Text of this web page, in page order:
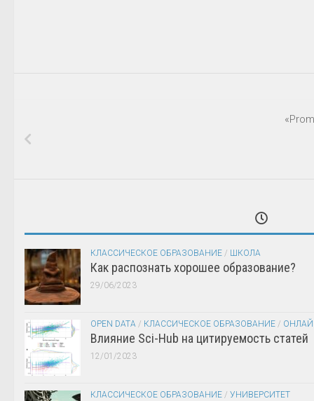
КЛАССИЧЕСКОЕ ОБРАЗОВАНИЕ / ШКОЛА
Как распознать хорошее образование?
29/06/2023
OPEN DATA / КЛАССИЧЕСКОЕ ОБРАЗОВАНИЕ /
Влияние Sci-Hub на цитируемость статей
12/01/2023
КЛАССИЧЕСКОЕ ОБРАЗОВАНИЕ / УНИВЕРСИТЕТ